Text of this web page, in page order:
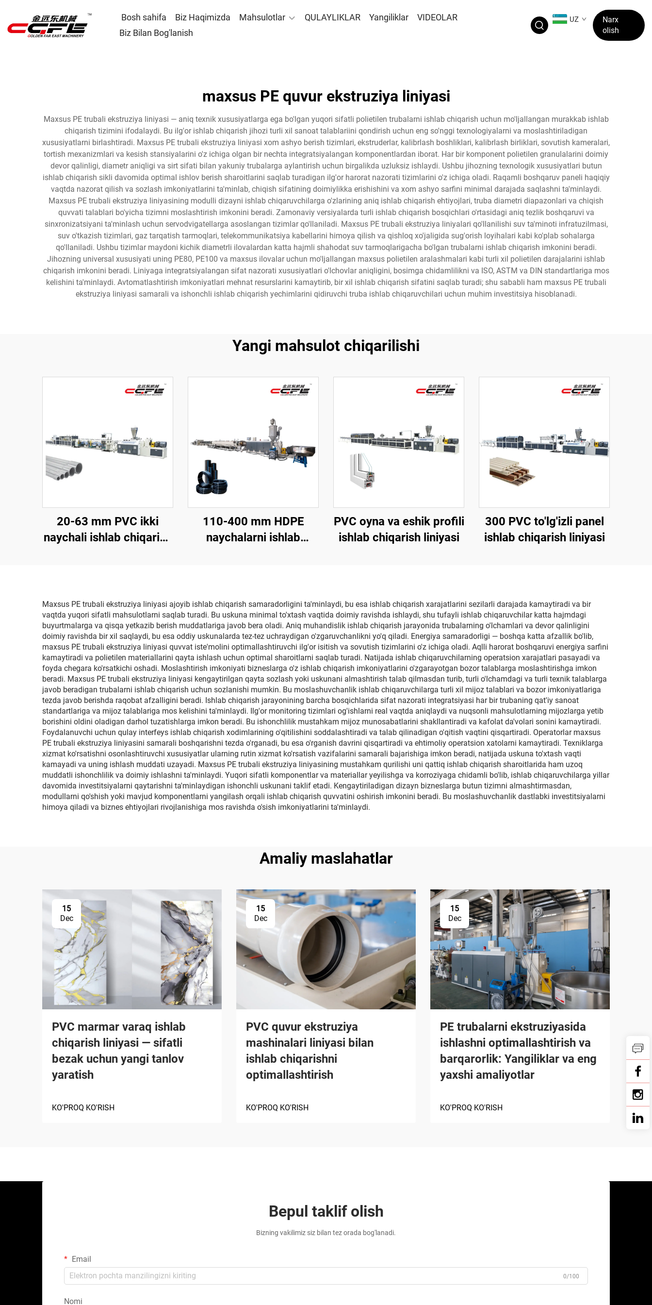
Bosh sahifa Biz Haqimizda Mahsulotlar QULAYLIKLAR Yangiliklar
VIDEOLAR
Biz Bilan Bog'lanish
UZ
Narx
olish
maxsus PE quvur ekstruziya liniyasi
Maxsus PE trubali ekstruziya liniyasi — aniq texnik xususiyatlarga ega bo'lgan yuqori sifatli polietilen trubalarni ishlab chiqarish uchun mo'ljallangan murakkab ishlab
chiqarish tizimini ifodalaydi. Bu ilg'or ishlab chiqarish jihozi turli xil sanoat talablariini qondirish uchun eng so'nggi texnologiyalarni va moslashtiriladigan
xususiyatlarni birlashtiradi. Maxsus PE trubali ekstruziya liniyasi xom ashyo berish tizimlari, ekstruderlar, kalibrlash boshliklari, kalibrlash birliklari, sovutish kameralari,
tortish mexanizmlari va kesish stansiyalarini o'z ichiga olgan bir nechta integratsiyalangan komponentlardan iborat. Har bir komponent polietilen granulalarini doimiy
devor qalinligi, diametr aniqligi va sirt sifati bilan yakuniy trubalarga aylantirish uchun birgalikda uzluksiz ishlaydi. Ushbu jihozning texnologik xususiyatlari butun
ishlab chiqarish sikli davomida optimal ishlov berish sharoitlarini saqlab turadigan ilg'or harorat nazorati tizimlarini o'z ichiga oladi. Raqamli boshqaruv paneli haqiqiy
vaqtda nazorat qilish va sozlash imkoniyatlarini ta'minlab, chiqish sifatining doimiylikka erishishini va xom ashyo sarfini minimal darajada saqlashni ta'minlaydi.
Maxsus PE trubali ekstruziya liniyasining modulli dizayni ishlab chiqaruvchilarga o'zlarining aniq ishlab chiqarish ehtiyojlari, truba diametri diapazonlari va chiqish
quvvati talablari bo'yicha tizimni moslashtirish imkonini beradi. Zamonaviy versiyalarda turli ishlab chiqarish bosqichlari o'rtasidagi aniq tezlik boshqaruvi va
sinxronizatsiyani ta'minlash uchun servodvigatellarga asoslangan tizimlar qo'llaniladi. Maxsus PE trubali ekstruziya liniyalari qo'llanilishi suv ta'minoti infratuzilmasi,
suv o'tkazish tizimlari, gaz tarqatish tarmoqlari, telekommunikatsiya kabellarini himoya qilish va qishloq xo'jaligida sug'orish loyihalari kabi ko'plab sohalarga
qo'llaniladi. Ushbu tizimlar maydoni kichik diametrli ilovalardan katta hajmli shahodat suv tarmoqlarigacha bo'lgan trubalarni ishlab chiqarish imkonini beradi.
Jihozning universal xususiyati uning PE80, PE100 va maxsus ilovalar uchun mo'ljallangan maxsus polietilen aralashmalari kabi turli xil polietilen darajalarini ishlab
chiqarish imkonini beradi. Liniyaga integratsiyalangan sifat nazorati xususiyatlari o'lchovlar aniqligini, bosimga chidamlilikni va ISO, ASTM va DIN standartlariga mos
kelishini ta'minlaydi. Avtomatlashtirish imkoniyatlari mehnat resurslarini kamaytirib, bir xil ishlab chiqarish sifatini saqlab turadi; shu sababli ham maxsus PE trubali
ekstruziya liniyasi samarali va ishonchli ishlab chiqarish yechimlarini qidiruvchi truba ishlab chiqaruvchilari uchun muhim investitsiya hisoblanadi.
Yangi mahsulot chiqarilishi
20-63 mm PVC ikki
naychali ishlab chiqarish
110-400 mm HDPE
naychalarni ishlab
PVC oyna va eshik profili
ishlab chiqarish liniyasi
300 PVC to'lg'izli panel
ishlab chiqarish liniyasi
Maxsus PE trubali ekstruziya liniyasi ajoyib ishlab chiqarish samaradorligini ta'minlaydi, bu esa ishlab chiqarish xarajatlarini sezilarli darajada kamaytiradi va bir
vaqtda yuqori sifatli mahsulotlarni saqlab turadi. Bu uskuna minimal to'xtash vaqtida doimiy ravishda ishlaydi, shu tufayli ishlab chiqaruvchilar katta hajmdagi
buyurtmalarga va qisqa yetkazib berish muddatlariga javob bera oladi. Aniq muhandislik ishlab chiqarish jarayonida trubalarning o'lchamlari va devor qalinligini
doimiy ravishda bir xil saqlaydi, bu esa oddiy uskunalarda tez-tez uchraydigan o'zgaruvchanlikni yo'q qiladi. Energiya samaradorligi — boshqa katta afzallik bo'lib,
maxsus PE trubali ekstruziya liniyasi quvvat iste'molini optimallashtiruvchi ilg'or isitish va sovutish tizimlarini o'z ichiga oladi. Aqlli harorat boshqaruvi energiya sarfini
kamaytiradi va polietilen materiallarini qayta ishlash uchun optimal sharoitlarni saqlab turadi. Natijada ishlab chiqaruvchilarning operatsion xarajatlari pasayadi va
foyda chegara ko'rsatkichi oshadi. Moslashtirish imkoniyati bizneslarga o'z ishlab chiqarish imkoniyatlarini o'zgarayotgan bozor talablarga moslashtirishga imkon
beradi. Maxsus PE trubali ekstruziya liniyasi kengaytirilgan qayta sozlash yoki uskunani almashtirish talab qilmasdan turib, turli o'lchamdagi va turli texnik talablarga
javob beradigan trubalarni ishlab chiqarish uchun sozlanishi mumkin. Bu moslashuvchanlik ishlab chiqaruvchilarga turli xil mijoz talablari va bozor imkoniyatlariga
tezda javob berishda raqobat afzalligini beradi. Ishlab chiqarish jarayonining barcha bosqichlarida sifat nazorati integratsiyasi har bir trubaning qat'iy sanoat
standartlariga va mijoz talablariga mos kelishini ta'minlaydi. Ilg'or monitoring tizimlari og'ishlarni real vaqtda aniqlaydi va nuqsonli mahsulotlarning mijozlarga yetib
borishini oldini oladigan darhol tuzatishlarga imkon beradi. Bu ishonchlilik mustahkam mijoz munosabatlarini shakllantiradi va kafolat da'volari sonini kamaytiradi.
Foydalanuvchi uchun qulay interfeys ishlab chiqarish xodimlarining o'qitilishini soddalashtiradi va talab qilinadigan o'qitish vaqtini qisqartiradi. Operatorlar maxsus
PE trubali ekstruziya liniyasini samarali boshqarishni tezda o'rganadi, bu esa o'rganish davrini qisqartiradi va ehtimoliy operatsion xatolarni kamaytiradi. Texniklarga
xizmat ko'rsatishni osonlashtiruvchi xususiyatlar ularning rutin xizmat ko'rsatish vazifalarini samarali bajarishiga imkon beradi, natijada uskuna to'xtash vaqti
kamayadi va uning ishlash muddati uzayadi. Maxsus PE trubali ekstruziya liniyasining mustahkam qurilishi uni qattiq ishlab chiqarish sharoitlarida ham uzoq
muddatli ishonchlilik va doimiy ishlashni ta'minlaydi. Yuqori sifatli komponentlar va materiallar yeyilishga va korroziyaga chidamli bo'lib, ishlab chiqaruvchilarga yillar
davomida investitsiyalarni qaytarishni ta'minlaydigan ishonchli uskunani taklif etadi. Kengaytiriladigan dizayn bizneslarga butun tizimni almashtirmasdan,
modullarni qo'shish yoki mavjud komponentlarni yangilash orqali ishlab chiqarish quvvatini oshirish imkonini beradi. Bu moslashuvchanlik dastlabki investitsiyalarni
himoya qiladi va biznes ehtiyojlari rivojlanishiga mos ravishda o'sish imkoniyatlarini ta'minlaydi.
Amaliy maslahatlar
15
Dec
PVC marmar varaq ishlab
chiqarish liniyasi — sifatli
bezak uchun yangi tanlov
yaratish
KO'PROQ KO'RISH
15
Dec
PVC quvur ekstruziya
mashinalari liniyasi bilan
ishlab chiqarishni
optimallashtirish
KO'PROQ KO'RISH
15
Dec
PE trubalarni ekstruziyasida
ishlashni optimallashtirish va
barqarorlik: Yangiliklar va eng
yaxshi amaliyotlar
KO'PROQ KO'RISH
Bepul taklif olish
Bizning vakilimiz siz bilan tez orada bog'lanadi.
Email
0/100
Nomi